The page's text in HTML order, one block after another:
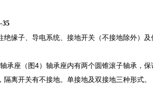
35
缘子、导电系统、接地开关（不接地除外）及
承座（图4）轴承座内有两个圆锥滚子轴承，
离开关有不接地。单接地及双接地三种形式。